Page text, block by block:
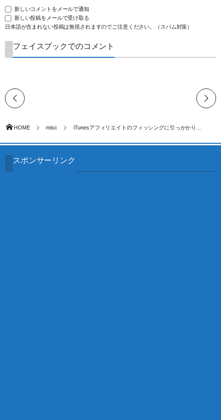
新しいコメントをメールで通知
新しい投稿をメールで受け取る
日本語が含まれない投稿は無視されますのでご注意ください。（スパム対策）
フェイスブックでのコメント
HOME misc iTunesアフィリエイトのフィッシングに引っかかり...
スポンサーリンク